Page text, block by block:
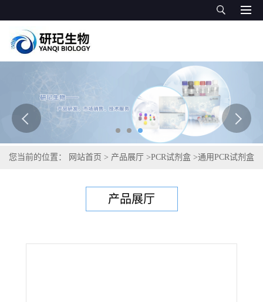
您当前的位置： 网站首页 > 产品展厅 >PCR试剂盒 >通用PCR试剂盒
产品展厅